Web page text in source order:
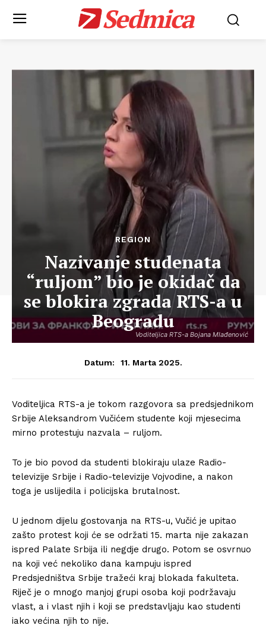
Sedmica
Voditeljica RTS-a Bojana Mlađenović
REGION
Nazivanje studenata
“ruljom” bio je okidač da
se blokira zgrada RTS-a u
Beogradu
Datum: 11. Marta 2025.
Voditeljica RTS-a je tokom razgovora sa predsjednikom
Srbije Aleksandrom Vučićem studente koji mjesecima
mirno protestuju nazvala – ruljom.
To je bio povod da studenti blokiraju ulaze Radio-
televizije Srbije i Radio-televizije Vojvodine, a nakon
toga je uslijedila i policijska brutalnost.
U jednom dijelu gostovanja na RTS-u, Vučić je upitao
zašto protest koji će se održati 15. marta nije zakazan
ispred Palate Srbija ili negdje drugo. Potom se osvrnuo
na koji već nekoliko dana kampuju ispred
Predsjedništva Srbije tražeći kraj blokada fakulteta.
Riječ je o mnogo manjoj grupi osoba koji podržavaju
vlast, a i vlast njih i koji se predstavljaju kao studenti
iako većina njih to nije.